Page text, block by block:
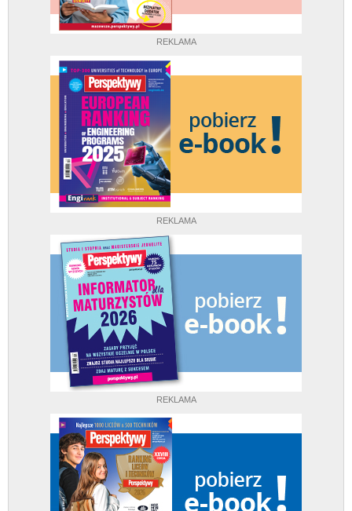
REKLAMA
REKLAMA
REKLAMA